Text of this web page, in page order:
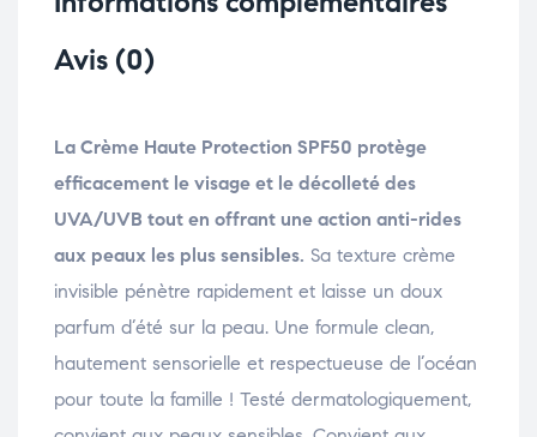
Avis (0)
La Crème Haute Protection SPF50 protège
efficacement le visage et le décolleté des
UVA/UVB tout en offrant une action anti-rides
aux peaux les plus sensibles. Sa texture crème
invisible pénètre rapidement et laisse un doux
parfum d’été sur la peau. Une formule clean,
hautement sensorielle et respectueuse de l’océan
pour toute la famille ! Testé dermatologiquement,